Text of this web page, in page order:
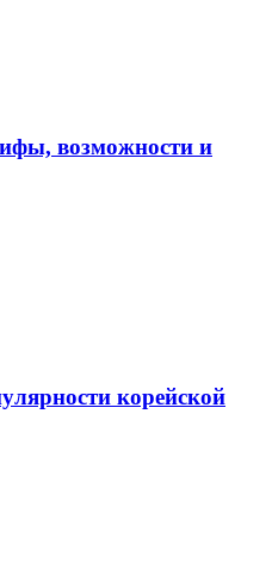
возможности и
корейской